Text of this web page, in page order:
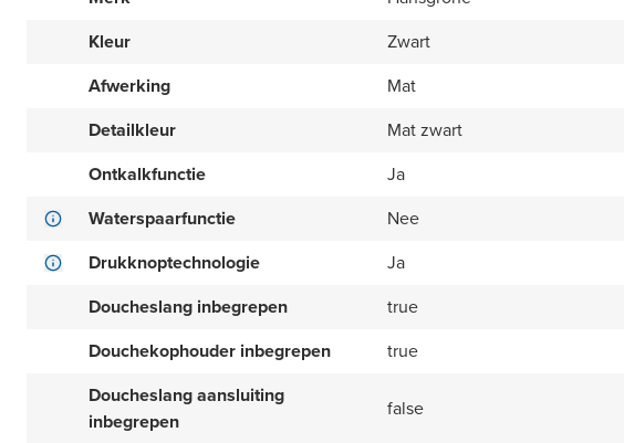
Kleur
Zwart
Afwerking
Mat
Detailkleur
Mat zwart
Ontkalkfunctie
Ja
Waterspaarfunctie
Nee
Drukknoptechnologie
Ja
Doucheslang inbegrepen
true
Douchekophouder inbegrepen
true
Doucheslang aansluiting
inbegrepen
false